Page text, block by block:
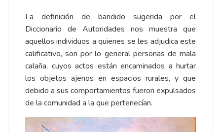
La definición de bandido sugerida por el
Diccionario de Autoridades nos muestra que
aquellos individuos a quienes se les adjudica este
calificativo, son por lo general personas de mala
calaña, cuyos actos están encaminados a hurtar
los objetos ajenos en espacios rurales, y que
debido a sus comportamientos fueron expulsados
de la comunidad a la que pertenecían.